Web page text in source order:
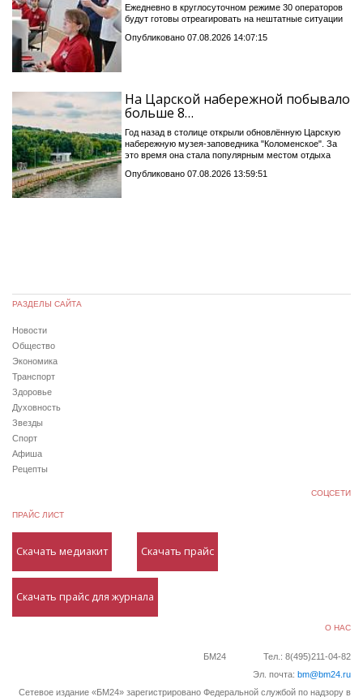
Ежедневно в круглосуточном режиме 30 операторов
будут готовы отреагировать на нештатные ситуации
Опубликовано 07.08.2026 14:07:15
На Царской набережной побывало
больше 8…
Год назад в столице открыли обновлённую Царскую
набережную музея-заповедника "Коломенское". За
это время она стала популярным местом отдыха
Опубликовано 07.08.2026 13:59:51
РАЗДЕЛЫ САЙТА
Новости
Общество
Экономика
Транспорт
Здоровье
Духовность
Звезды
Спорт
Афиша
Рецепты
СОЦСЕТИ
ПРАЙС ЛИСТ
Скачать медиакит Скачать прайс
Скачать прайс для журнала
О НАС
БМ24
Тел.: 8(495)211-04-82
Эл. почта: bm@bm24.ru
Сетевое издание «БМ24» зарегистрировано Федеральной службой по надзору в